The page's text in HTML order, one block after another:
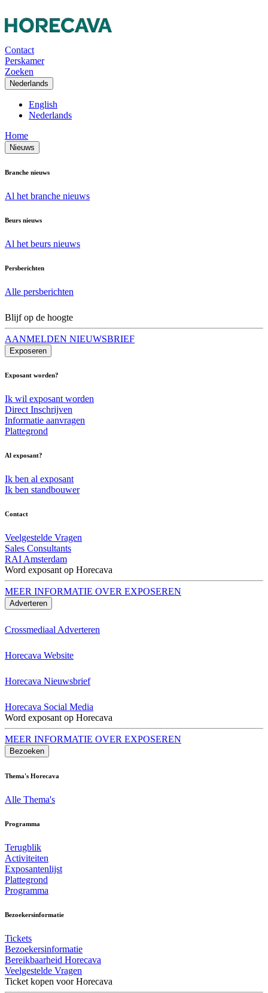
Contact
Perskamer
Zoeken
Nederlands
English
Nederlands
Home
Nieuws
Branche nieuws
Al het branche nieuws
Beurs nieuws
Al het beurs nieuws
Persberichten
Alle persberichten
Blijf op de hoogte
AANMELDEN NIEUWSBRIEF
Exposeren
Exposant worden?
Ik wil exposant worden
Direct Inschrijven
Informatie aanvragen
Plattegrond
Al exposant?
Ik ben al exposant
Ik ben standbouwer
Contact
Veelgestelde Vragen
Sales Consultants
RAI Amsterdam
Word exposant op Horecava
MEER INFORMATIE OVER EXPOSEREN
Adverteren
Crossmediaal Adverteren
Horecava Website
Horecava Nieuwsbrief
Horecava Social Media
Word exposant op Horecava
MEER INFORMATIE OVER EXPOSEREN
Bezoeken
Thema's Horecava
Alle Thema's
Programma
Terugblik
Activiteiten
Exposantenlijst
Plattegrond
Programma
Bezoekersinformatie
Tickets
Bezoekersinformatie
Bereikbaarheid Horecava
Veelgestelde Vragen
Ticket kopen voor Horecava